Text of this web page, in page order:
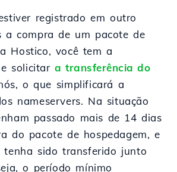
registrado em outro
a compra de um pacote de
Hostico, você tem a
solicitara transferência do
o que simplificará a
nameservers. Na situação
passado mais de 14 dias
do pacote de hospedagem, e
sido transferido junto
o período mínimo